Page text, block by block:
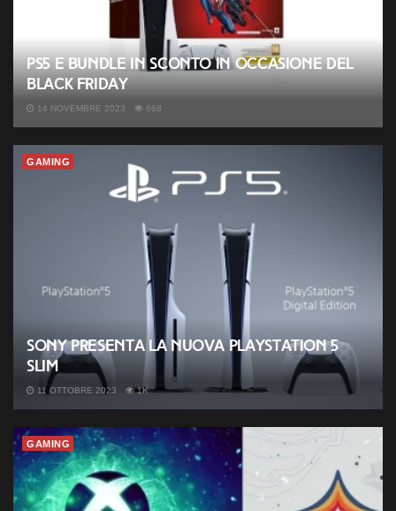
PS5 e bundle in sconto in occasione del
Black Friday
14 NOVEMBRE 2023 668
GAMING
Sony presenta la nuova PlayStation 5
slim
11 OTTOBRE 2023 1K
GAMING